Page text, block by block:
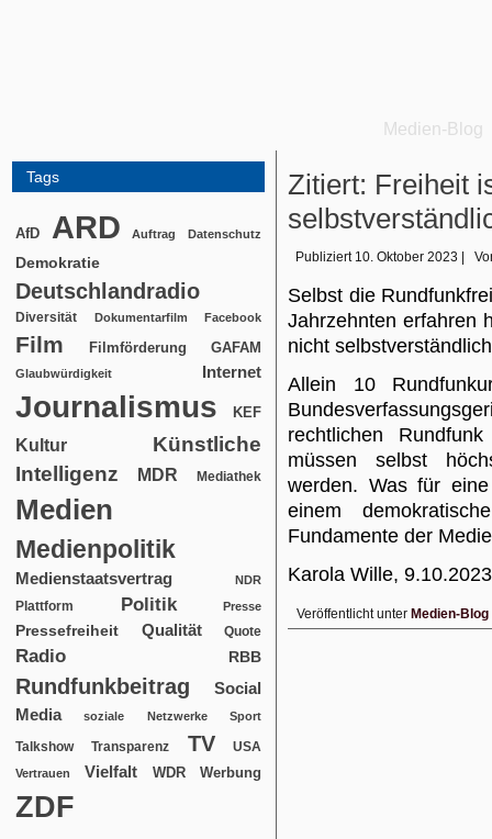
Medien-Blog
Tags
AfD ARD Auftrag Datenschutz
Demokratie
Deutschlandradio
Diversität Dokumentarfilm Facebook
Film Filmförderung GAFAM
Glaubwürdigkeit Internet
Journalismus KEF
Kultur
Künstliche
Intelligenz
MDR Mediathek
Medien
Medienpolitik
Medienstaatsvertrag NDR
Plattform Politik Presse
Pressefreiheit Qualität Quote
Radio RBB
Rundfunkbeitrag
Social
Media
soziale Netzwerke Sport
Talkshow Transparenz TV USA
Vertrauen Vielfalt WDR Werbung
ZDF
Zitiert: Freiheit
Publiziert 10. Oktober 2023
Selbst die
Jahrzehnten erfahren
nicht
Allein 10
rechtlichen
müssen selbst
werden. Was für
einem
Fundamente der
Karola Wille,
Veröffentlicht unter Medien-Blog